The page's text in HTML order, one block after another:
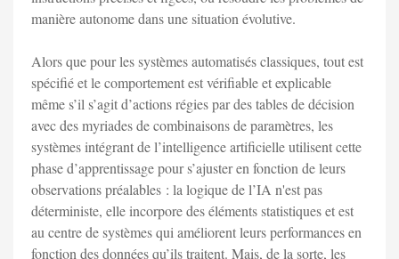
manière autonome dans une situation évolutive.
Alors que pour les systèmes automatisés classiques, tout est
spécifié et le comportement est vérifiable et explicable
même s’il s’agit d’actions régies par des tables de décision
avec des myriades de combinaisons de paramètres, les
systèmes intégrant de l’intelligence artificielle utilisent cette
phase d’apprentissage pour s’ajuster en fonction de leurs
observations préalables : la logique de l’IA n'est pas
déterministe, elle incorpore des éléments statistiques et est
au centre de systèmes qui améliorent leurs performances en
fonction des données qu’ils traitent. Mais, de la sorte, les